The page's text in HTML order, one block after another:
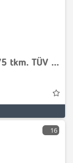
Doll H3L-14XL Holz Tele, Lenk,275 tkm. TÜV 02/2027
16